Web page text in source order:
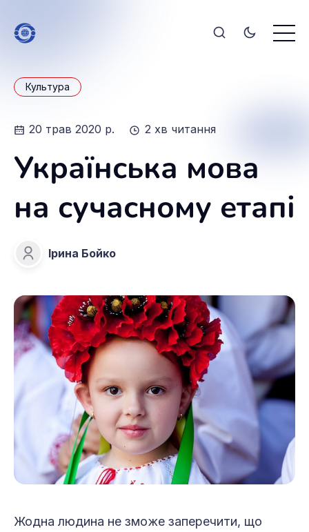
Культура
20 трав 2020 р. 2 хв читання
Українська мова
на сучасному етапі
Ірина Бойко
Ірина Бойко
Жодна людина не зможе заперечити, що